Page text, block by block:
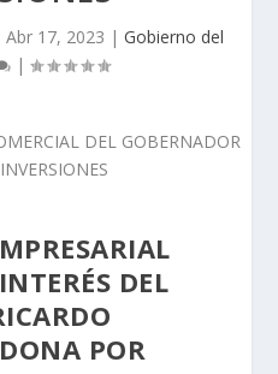
Abr 17, 2023 | Gobierno del
|
DEL
POR